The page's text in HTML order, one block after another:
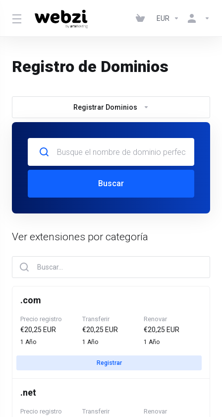
EUR
Registro de Dominios
Registrar Dominios
Buscar
Ver extensiones por categoría
.com
Precio registro
€20,25 EUR
1 Año
Transferir
€20,25 EUR
1 Año
Renovar
€20,25 EUR
1 Año
Registrar
.net
Precio registro Transferir Renovar